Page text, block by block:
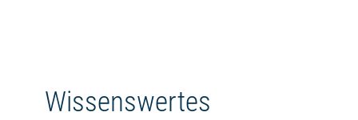
Wissenswertes